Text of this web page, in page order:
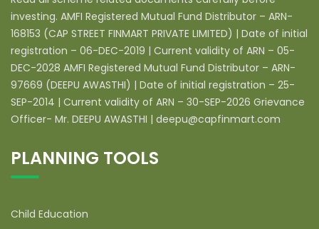
investing. AMFI Registered Mutual Fund Distributor – ARN-
168153 (CAP STREET FINMART PRIVATE LIMITED) | Date of initial
registration – 06-DEC-2019 | Current validity of ARN – 05-
DEC-2028 AMFI Registered Mutual Fund Distributor – ARN-
97669 (DEEPU AWASTHI) | Date of initial registration – 25-
SEP-2014 | Current validity of ARN – 30-SEP-2026 Grievance
Officer- Mr. DEEPU AWASTHI | deepu@capfinmart.com
PLANNING TOOLS
Child Education